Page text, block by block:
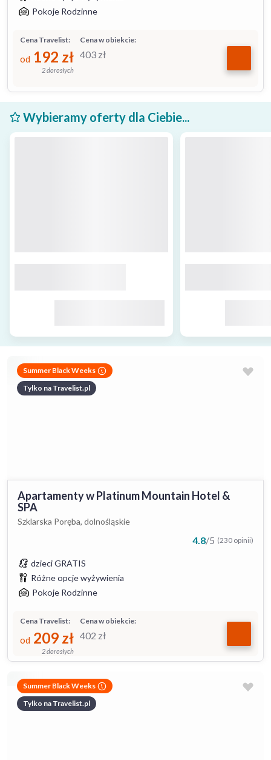
Pokoje Rodzinne
Cena w obiekcie:
403 zł
Cena Travelist:
od 192 zł
2 dorosłych
Wybieramy oferty dla Ciebie...
Summer Black Weeks
Tylko na Travelist.pl
Apartamenty w Platinum Mountain Hotel &
SPA
Szklarska Poręba, dolnośląskie
4.8/5 (230 opinii)
dzieci GRATIS
Różne opcje wyżywienia
Pokoje Rodzinne
Cena w obiekcie:
402 zł
Cena Travelist:
od 209 zł
2 dorosłych
Summer Black Weeks
Tylko na Travelist.pl